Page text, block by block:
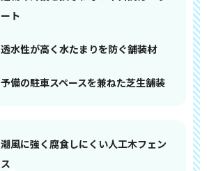
ート
透水性が高く水たまりを防ぐ舗装材
予備の駐車スペースを兼ねた芝生舗装
潮風に強く腐食しにくい人工木フェン
ス